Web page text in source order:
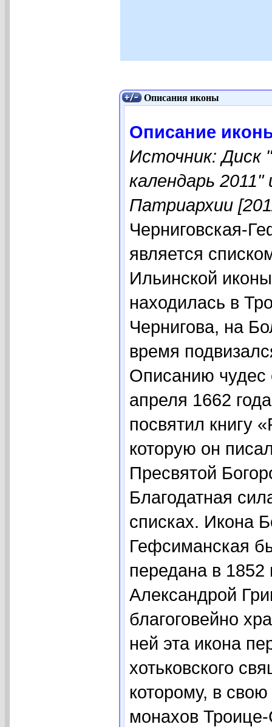
Описания иконы
Описание
Источник: Диск
календарь
Патриархии
Черниговская-
является
Ильинской
находилась в
Чернигова, на
время
Описанию чудес
апреля 1662
посвятил книгу
которую он
Пресвятой
Благодатная
списках. Икона
Гефсиманская
передана в 1852
Александрой
благоговейно
ней эта икона
хотьковского
которому, в
монахов